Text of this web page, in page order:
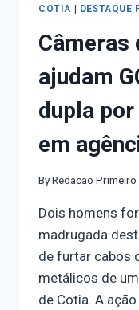
COTIA |
Câmeras
ajudam
dupla
em
ByRedacao
Dois homens
madrugada
de furtar cabos
metálicos de
de Cotia. A